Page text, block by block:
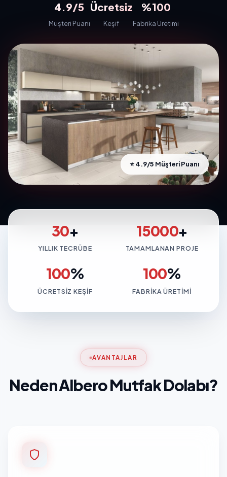
4.9/5
Müşteri Puanı
Ücretsiz
Keşif
%100
Fabrika Üretimi
⭐ 4.9/5 Müşteri Puanı
30+
YILLIK TECRÜBE
15000+
TAMAMLANAN PROJE
100%
ÜCRETSIZ KEŞIF
100%
FABRIKA ÜRETIMI
AVANTAJLAR
Neden Albero Mutfak Dolabı?